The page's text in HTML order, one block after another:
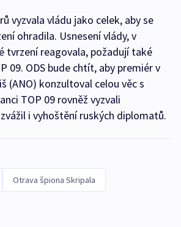
vyzvala vládu jako celek, aby se
ohradila. Usnesení vlády, v
tvrzení reagovala, požadují také
09. ODS bude chtít, aby premiér v
(ANO) konzultoval celou věc s
TOP 09 rovněž vyzvali
i vyhoštění ruských diplomatů.
Otrava špiona Skripala